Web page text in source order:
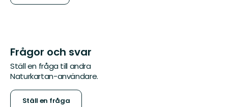
Frågor och svar
Ställ en fråga till andra
Naturkartan-användare.
Ställ en fråga